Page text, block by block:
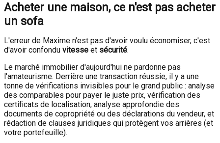
Acheter une maison, ce n'est pas acheter
un sofa
L'erreur de Maxime n'est pas d'avoir voulu économiser, c'est
d'avoir confondu vitesse et sécurité.
Le marché immobilier d'aujourd'hui ne pardonne pas
l'amateurisme. Derrière une transaction réussie, il y a une
tonne de vérifications invisibles pour le grand public : analyse
des comparables pour payer le juste prix, vérification des
certificats de localisation, analyse approfondie des
documents de copropriété ou des déclarations du vendeur, et
rédaction de clauses juridiques qui protègent vos arrières (et
votre portefeuille).